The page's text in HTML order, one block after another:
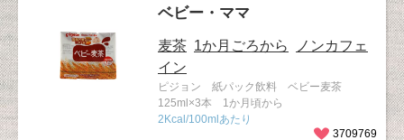
ベビー・ママ
麦茶 1か月ごろから
ノンカフェ
イン
ピジョン 紙パック飲料 ベビー麦茶
125ml×3本 1か月頃から
2Kcal/100mlあたり
3709769